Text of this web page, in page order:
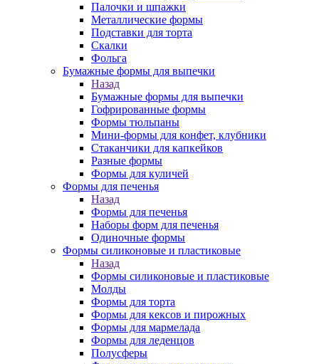
Палочки и шпажки
Металлические формы
Подставки для торта
Скалки
Фольга
Бумажные формы для выпечки
Назад
Бумажные формы для выпечки
Гофрированные формы
Формы тюльпаны
Мини-формы для конфет, клубники
Стаканчики для капкейков
Разные формы
Формы для куличей
Формы для печенья
Назад
Формы для печенья
Наборы форм для печенья
Одиночные формы
Формы силиконовые и пластиковые
Назад
Формы силиконовые и пластиковые
Молды
Формы для торта
Формы для кексов и пирожных
Формы для мармелада
Формы для леденцов
Полусферы